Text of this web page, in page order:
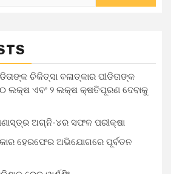
ଚିକିତ୍ସା ବଳାତ୍କାର ପୀଡିତାଙ୍କ
ଲକ୍ଷ ଏବଂ ୨ ଲକ୍ଷ କ୍ଷତିପୂରଣ ଦେବାକୁ
ଅଗ୍ନି-୪ର ସଫଳ ପରୀକ୍ଷା
ହେରଫେର ଅଭିଯୋଗରେ ପୂର୍ବତନ